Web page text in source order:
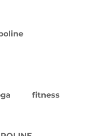
fitness